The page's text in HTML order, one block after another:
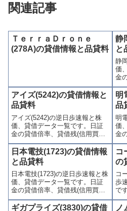
関連記事
ＴｅｒｒａＤｒｏｎｅ
(278A)の貸借情報と品貸料
静
と
静
価
金
残
歩)
喚
連
や
す。
アイズ(5242)の貸借情報と
品貸料
アイズ(5242)の逆日歩速報と株
価、貸借データ一覧です。日証
金の貸借倍率、貸借残(信用買
残、信用売残)、品貸料(逆日
歩)、東証の週末残高、規制(注意
喚起・申込停止)など、空売り関
連情報を集計し、図解でわかり
やすくまとめて掲載していま
す。
明
品
明
価
金
残
歩)
喚
連
や
す
日本電技(1723)の貸借情報
と品貸料
日本電技(1723)の逆日歩速報と株
価、貸借データ一覧です。日証
金の貸借倍率、貸借残(信用買
残、信用売残)、品貸料(逆日
歩)、東証の週末残高、規制(注意
コ
の
コ
歩
で
残(
(
ギガプライズ(3830)の貸借
ノ